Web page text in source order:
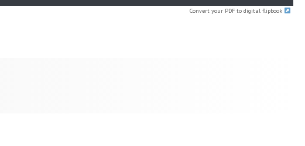
Convert your PDF to digital flipbook